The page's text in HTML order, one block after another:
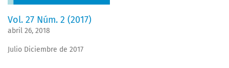
Vol. 27 Núm. 2 (2017)
abril 26, 2018
Julio Diciembre de 2017